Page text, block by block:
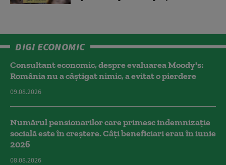
DIGI ECONOMIC
Consultant economic, despre evaluarea Moody's:
România nu a câştigat nimic, a evitat o pierdere
09.08.2026
Numărul pensionarilor care primesc indemnizaţie
socială este în creștere. Câți beneficiari erau în iunie
2026
08.08.2026